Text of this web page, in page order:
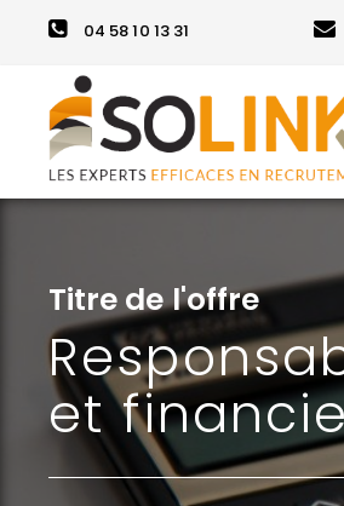
04 58 10 13 31
Titre de l'offre
et